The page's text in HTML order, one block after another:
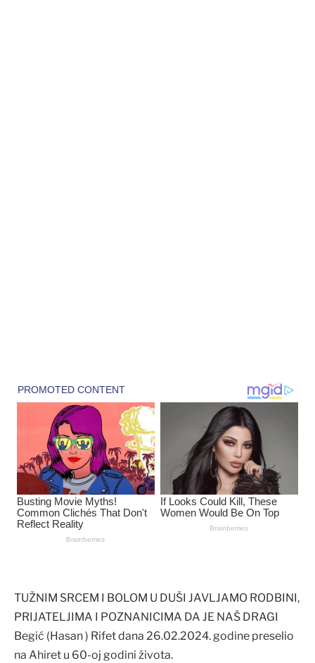
TUŽNIM SRCEM I BOLOM U DUŠI JAVLJAMO RODBINI,
PRIJATELJIMA I POZNANICIMA DA JE NAŠ DRAGI
Begić (Hasan ) Rifet dana 26.02.2024. godine preselio
na Ahiret u 60-oj godini života.